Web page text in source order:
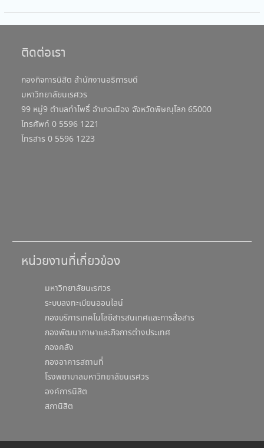
ติดต่อเรา
กองกิจการนิสิต สำนักงานอธิการบดี
มหาวิทยาลัยนเรศวร
99 หมู่9 ตำบลท่าโพธิ์ อำเภอเมือง จังหวัดพิษณุโลก 65000
โทรศัพท์ 0 5596 1221
โทรสาร 0 5596 1223
หน่วยงานที่เกี่ยวข้อง
มหาวิทยาลัยนเรศวร
ระบบลงทะเบียนออนไลน์
กองบริการเทคโนโลยีสารสนเทศและการสื่อสาร
กองพัฒนาภาษาและกิจการต่างประเทศ
กองคลัง
กองอาคารสถานที่
โรงพยาบาลมหาวิทยาลัยนเรศวร
องค์การนิสิต
สภานิสิต